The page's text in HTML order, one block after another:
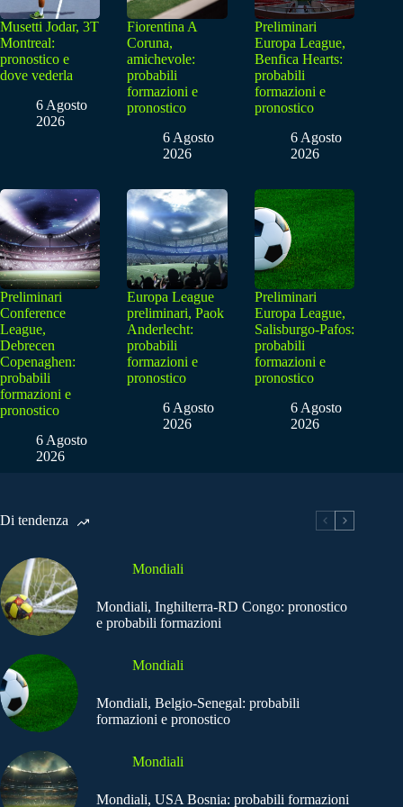
Musetti Jodar, 3T
Montreal:
pronostico e
dove vederla
6 Agosto
2026
Fiorentina A
Coruna,
amichevole:
probabili
formazioni e
pronostico
6 Agosto
2026
Preliminari
Europa League,
Benfica Hearts:
probabili
formazioni e
pronostico
6 Agosto
2026
Preliminari
Conference
League,
Debrecen
Copenaghen:
probabili
formazioni e
pronostico
6 Agosto
2026
Europa League
preliminari, Paok
Anderlecht:
probabili
formazioni e
pronostico
6 Agosto
2026
Preliminari
Europa League,
Salisburgo-Pafos:
probabili
formazioni e
pronostico
6 Agosto
2026
Di tendenza
Mondiali
Mondiali, Inghilterra-RD Congo: pronostico
e probabili formazioni
Mondiali
Mondiali, Belgio-Senegal: probabili
formazioni e pronostico
Mondiali
Mondiali, USA Bosnia: probabili formazioni